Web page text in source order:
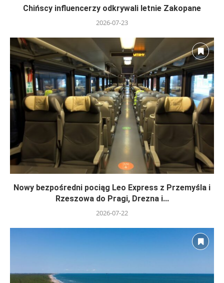
Chińscy influencerzy odkrywali letnie Zakopane
2026-07-23
Nowy bezpośredni pociąg Leo Express z Przemyśla i
Rzeszowa do Pragi, Drezna i...
2026-07-22